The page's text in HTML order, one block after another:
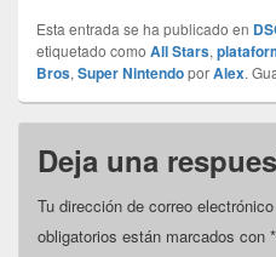
Esta entrada se ha publicado en
etiquetado como All Stars,
Bros, Super NintendoporAlex.
Deja una
Tu dirección de correo
obligatorios están marcados con *